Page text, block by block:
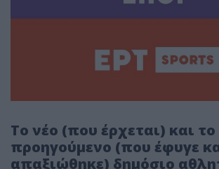
Το νέο (που έρχεται) και το
προηγούμενο (που έφυγε
απαξιώθηκε) δημόσιο